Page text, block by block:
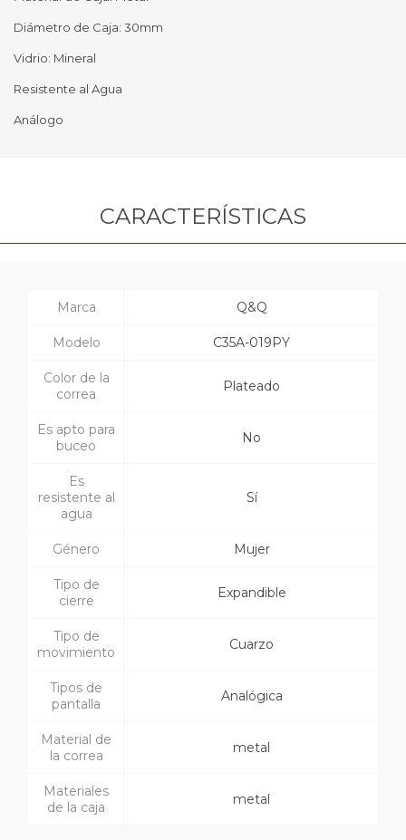
Diámetro de Caja: 30mm
Vidrio: Mineral
Resistente al Agua
Análogo
CARACTERÍSTICAS
Marca Q&Q
Modelo C35A-019PY
Color de la
correa
Plateado
Es apto para
buceo
No
Es
resistente al
agua
Sí
Género Mujer
Tipo de
cierre
Expandible
Tipo de
movimiento
Cuarzo
Tipos de
pantalla
Analógica
Material de
la correa
metal
Materiales
de la caja
metal